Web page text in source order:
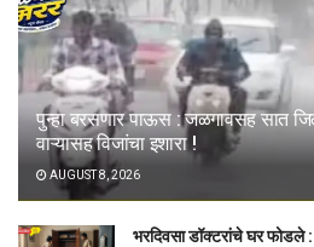
पुन्हा बरसणार पाऊस : जळगावसह सात
वाऱ्यासह विजांचा इशारा !
AUGUST 8, 2026
भरदिवसा डॉक्टरांचे घर फोडले